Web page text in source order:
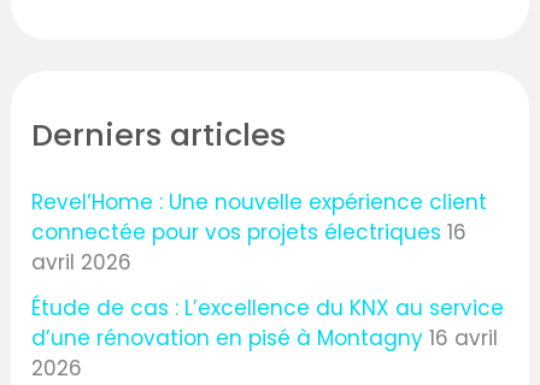
Derniers articles
Revel’Home : Une nouvelle expérience client
connectée pour vos projets électriques 16
avril 2026
Étude de cas : L’excellence du KNX au service
d’une rénovation en pisé à Montagny 16 avril
2026